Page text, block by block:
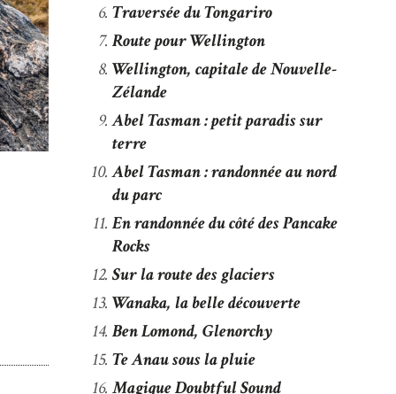
Traversée du Tongariro
Route pour Wellington
Wellington, capitale de Nouvelle-
Zélande
Abel Tasman : petit paradis sur
terre
Abel Tasman : randonnée au nord
du parc
En randonnée du côté des Pancake
Rocks
Sur la route des glaciers
Wanaka, la belle découverte
Ben Lomond, Glenorchy
Te Anau sous la pluie
Magique Doubtful Sound